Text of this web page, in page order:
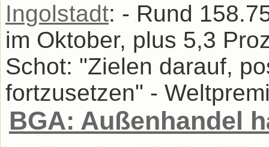
Ingolstadt: - Rund
im Oktober, plus 5,3
Schot: "Zielen darauf,
fortzusetzen" -
BGA: Außenhandel